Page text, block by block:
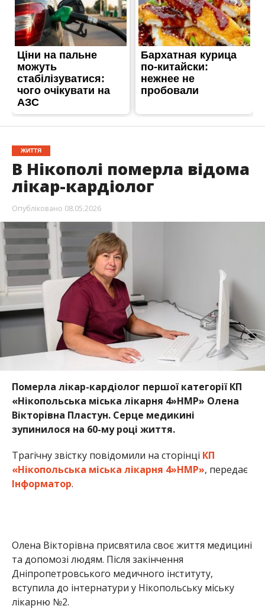
ЖИТТЯ
В Нікополі померла відома
лікар-кардіолог
Опубліковано 08.05.2026
Померла лікар-кардіолог першої категорії КП
«Нікопольська міська лікарня 4»НМР» Олена
Вікторівна Пластун. Серце медикині
зупинилося на 60-му році життя.
Трагічну звістку повідомили на сторінці КП
«Нікопольська міська лікарня 4»НМР», передає
Інформатор.
Олена Вікторівна присвятила своє життя медицині
та допомозі людям. Після закінчення
Дніпропетровського медичного інституту,
вступила до інтернатури у Нікопольську міську
лікарню №2.